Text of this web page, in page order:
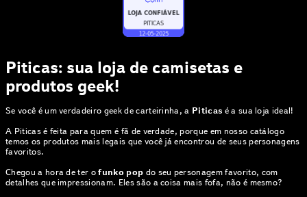
Piticas: sua loja de camisetas e
produtos geek!
Se você é um verdadeiro geek de carteirinha, a Piticas é a sua loja ideal!
A Piticas é feita para quem é fã de verdade, porque em nosso catálogo
temos os produtos mais legais que você já encontrou de seus personagens
favoritos.
Chegou a hora de ter ofunko pop do seu personagem favorito, com
detalhes que impressionam. Eles são a coisa mais fofa, não é mesmo?